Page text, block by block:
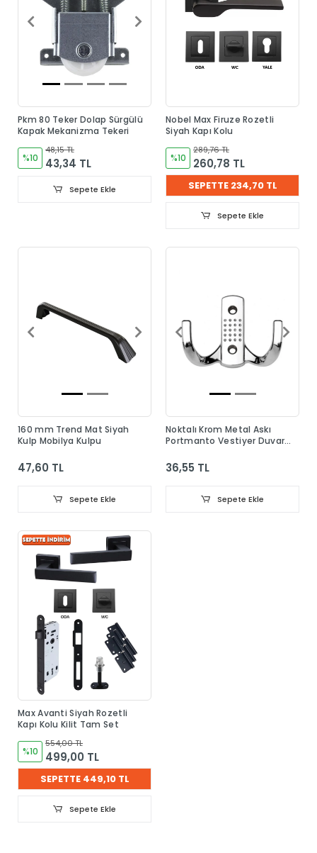
Pkm 80 Teker Dolap Sürgülü
Kapak Mekanizma Tekeri
%10
48,15 TL
43,34 TL
Sepete Ekle
Nobel Max Firuze Rozetli
Siyah Kapı Kolu
%10
289,76 TL
260,78 TL
SEPETTE 234,70 TL
Sepete Ekle
160 mm Trend Mat Siyah
Kulp Mobilya Kulpu
47,60 TL
Sepete Ekle
Noktalı Krom Metal Askı
Portmanto Vestiyer Duvar
36,55 TL
Sepete Ekle
Max Avanti Siyah Rozetli
Kapı Kolu Kilit Tam Set
%10
554,00 TL
499,00 TL
SEPETTE 449,10 TL
Sepete Ekle